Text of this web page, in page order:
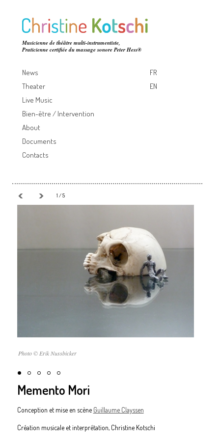
Musicienne de théâtre multi-instrumentiste,
Praticienne certifiée du massage sonore Peter Hess®
News
Theater
Live Music
Bien-être / Intervention
About
Documents
Contacts
FR
EN
1 / 5
Photo © Erik Nussbicker
Memento Mori
Conception et mise en scène Guillaume Clayssen
Création musicale et interprétation, Christine Kotschi